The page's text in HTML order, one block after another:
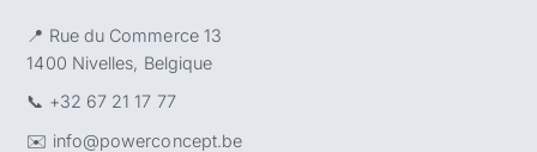
📍 Rue du Commerce 13
1400 Nivelles, Belgique
📞 +32 67 21 17 77
✉️ info@powerconcept.be